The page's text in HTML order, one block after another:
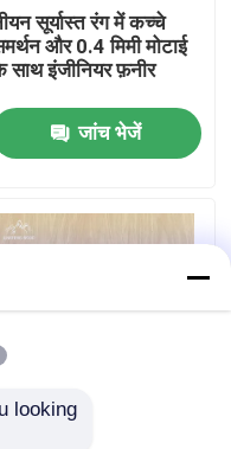
सूर्यास्त रंग में कच्चे
और 0.4 मिमी मोटाई
साथ इंजीनियर फ़नीर
जांच भेजें
looking